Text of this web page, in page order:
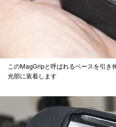
このMagGripと呼ばれるベースを引き
光部に装着します